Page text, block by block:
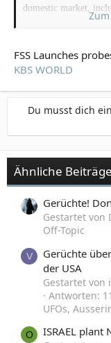
domestic market,
who aimed to earn
two percent on
at the Yongbyon
radioactive
FSS Launches
KBS WORLD
Du musst dich
Ähnliche Beiträge
Gerüchte!
Gestartet von
Off-Topic
V
Gerüchte
der USA
Gestartet von
Antworten: 11
UFOs,
O ISRAEL plant